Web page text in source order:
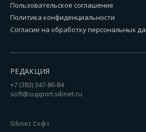
Пользовательское соглашение
Политика конфиденциальности
Согласие на обработку персональных
РЕДАКЦИЯ
+7 (383) 347-86-84
soft@support.sibnet.ru
Sibnet Софт